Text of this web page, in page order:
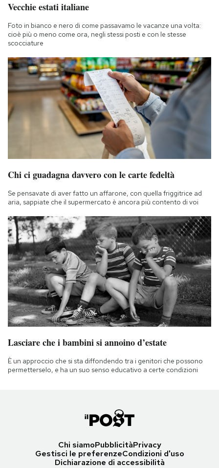
Vecchie estati italiane
Foto in bianco e nero di come passavamo le vacanze una volta:
cioè più o meno come ora, negli stessi posti e con le stesse
scocciature
Chi ci guadagna davvero con le carte fedeltà
Se pensavate di aver fatto un affarone, con quella friggitrice ad
aria, sappiate che il supermercato è ancora più contento di voi
Lasciare che i bambini si annoino d’estate
È un approccio che si sta diffondendo tra i genitori che possono
permetterselo, e ha un suo senso educativo a certe condizioni
Chi siamoPubblicitàPrivacy
Gestisci le preferenzeCondizioni d'uso
Dichiarazione di accessibilità